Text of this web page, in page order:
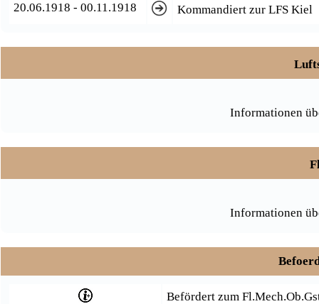
20.06.1918 - 00.11.1918
Kommandiert zur LFS Kiel
Informationen
Informationen
Befördert zum